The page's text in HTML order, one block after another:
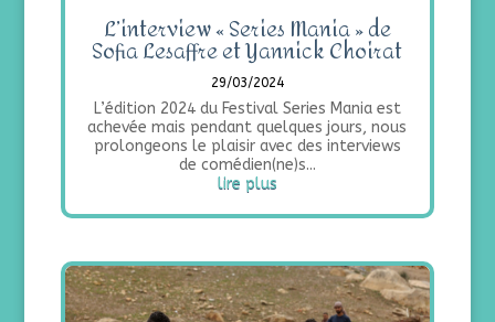
L’interview « Series Mania » de
Sofia Lesaffre et Yannick Choirat
29/03/2024
L’édition 2024 du Festival Series Mania est
achevée mais pendant quelques jours, nous
prolongeons le plaisir avec des interviews
de comédien(ne)s...
lire plus